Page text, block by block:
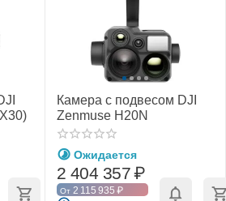
Камера c подвесом DJI
Zenmuse H20N
Ожидается
2 404 357₽
От 2 115 935 ₽